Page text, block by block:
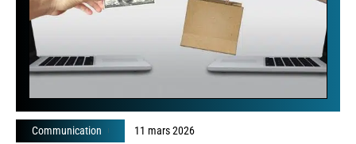
Communication 11 mars 2026